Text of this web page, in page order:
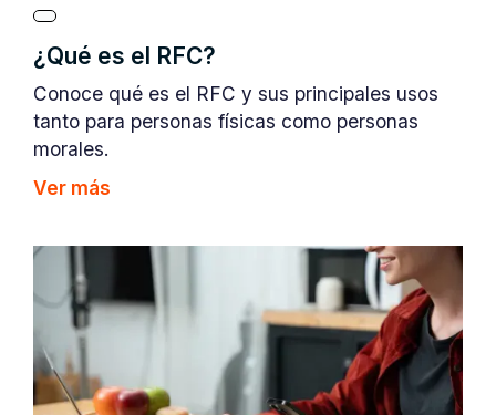
¿Qué es el RFC?
Conoce qué es el RFC y sus principales usos
tanto para personas físicas como personas
morales.
Ver más